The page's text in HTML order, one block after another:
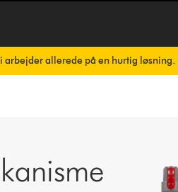
arbejder allerede på en hurtig løsning.